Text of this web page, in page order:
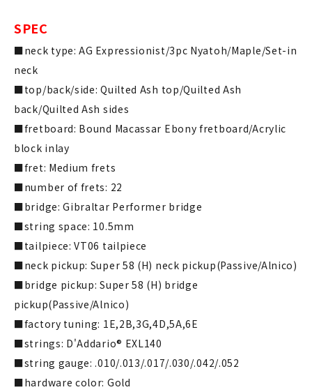
SPEC
■neck type: AG Expressionist/3pc Nyatoh/Maple/Set-in
neck
■top/back/side: Quilted Ash top/Quilted Ash
back/Quilted Ash sides
■fretboard: Bound Macassar Ebony fretboard/Acrylic
block inlay
■fret: Medium frets
■number of frets: 22
■bridge: Gibraltar Performer bridge
■string space: 10.5mm
■tailpiece: VT06 tailpiece
■neck pickup: Super 58 (H) neck pickup(Passive/Alnico)
■bridge pickup: Super 58 (H) bridge
pickup(Passive/Alnico)
■factory tuning: 1E,2B,3G,4D,5A,6E
■strings: D'Addario® EXL140
■string gauge: .010/.013/.017/.030/.042/.052
■hardware color: Gold